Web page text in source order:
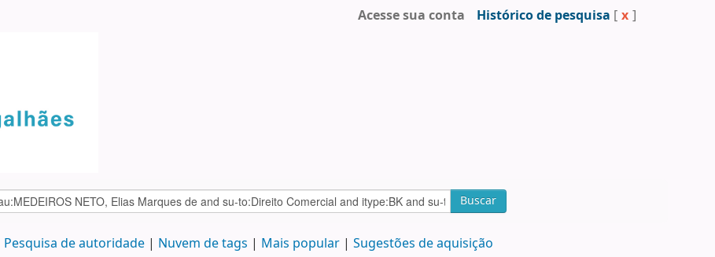
Acesse sua conta Histórico de pesquisa [ x ]
Buscar
Pesquisa de autoridade Nuvem de tags Mais popular Sugestões de aquisição